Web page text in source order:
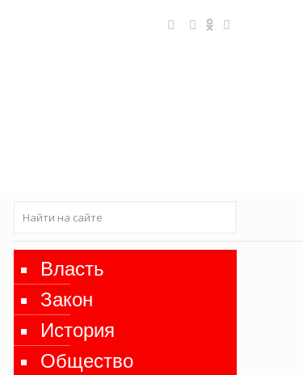
Власть
Закон
История
Общество